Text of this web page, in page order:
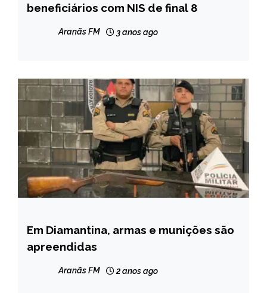
NOTÍCIAS
beneficiários com NIS de final 8
Aranãs FM 3 anos ago
MINAS
GERAIS
NOTÍCIAS
Em Diamantina, armas e munições são
apreendidas
Aranãs FM 2 anos ago